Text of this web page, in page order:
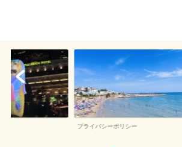
プライバシーポリシー